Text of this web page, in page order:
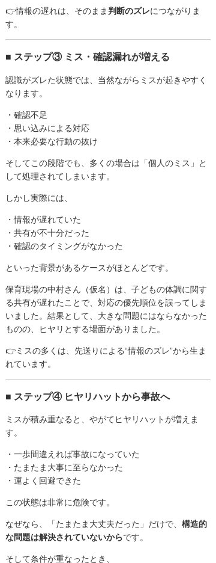
👉情報の遅れは、そのまま 判断のズレにつながりま
す。
■ ステップ③ ミス・確認漏れが増える
認識がズレた状態では、当然ながらミスが起きやすく
なります。
・確認不足
・思い込みによる対応
・本来必要な行動の抜け
そしてこの段階でも、多くの場合は「個人のミス」と
して処理されてしまいます。
しかし実際には、
・情報が遅れていた
・共有が不十分だった
・確認のタイミングがなかった
といった背景があるケースがほとんどです。
保育現場の中村さん（仮名）は、子どもの体調に関す
る共有が遅れたことで、対応の優先順位を誤ってしま
いました。結果として、大きな問題にはならなかった
ものの、ヒヤリとする場面がありました。
👉ミスの多くは、先送りによる“情報のズレ”から生ま
れています。
■ ステップ④ ヒヤリハットから事故へ
ミスが積み重なると、やがてヒヤリハットが増えま
す。
・一歩間違えれば事故になっていた
・たまたま大事に至らなかった
・運よく回避できた
この状態は非常に危険です。
なぜなら、「たまたま大丈夫だった」だけで、 構造的
な問題は解決されていないからです。
そして条件が重なったとき、